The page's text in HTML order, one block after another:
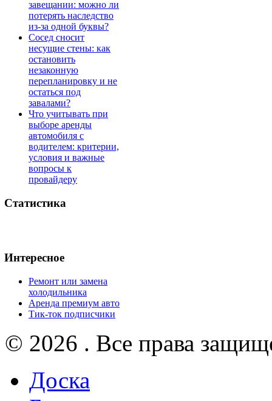
завещании: можно ли
потерять наследство
из-за одной буквы?
Сосед сносит
несущие стены: как
остановить
незаконную
перепланировку и не
остаться под
завалами?
Что учитывать при
выборе аренды
автомобиля с
водителем: критерии,
условия и важные
вопросы к
провайдеру
Статистика
Интересное
Ремонт или замена
холодильника
Аренда премиум авто
Тик-ток подписчики
© 2026 . Все права
Доска